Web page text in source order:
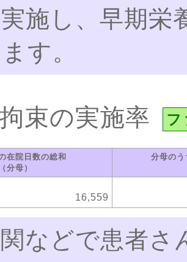
施し、早期栄
す。
束の実施率 フ
在院日数の総和
（分母）
分母の
16,559
などで患者